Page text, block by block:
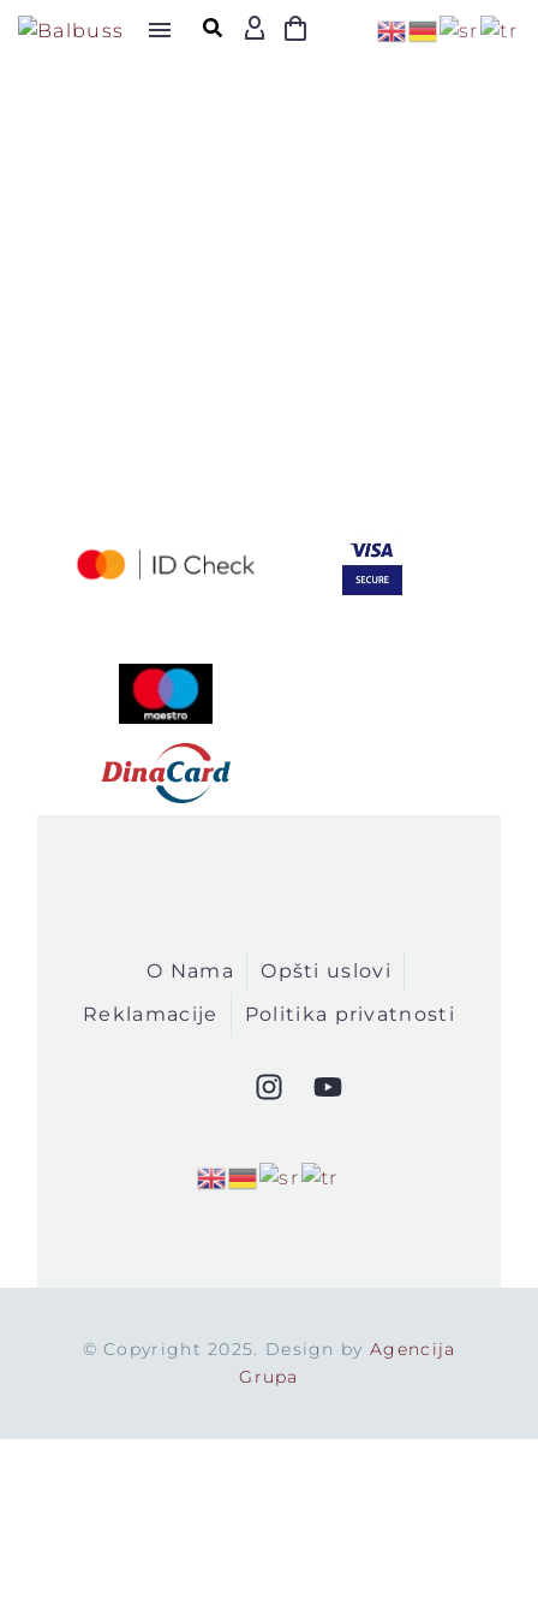
O Nama
Opšti uslovi
Reklamacije
Politika privatnosti
© Copyright 2025. Design by Agencija
Grupa